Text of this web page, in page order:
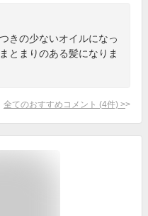
きの少ないオイルになっ
とまりのある髪になりま
全てのおすすめコメント (4件) >